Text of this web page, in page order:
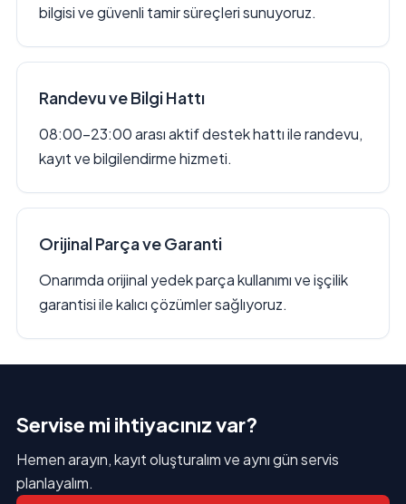
bilgisi ve güvenli tamir süreçleri sunuyoruz.
Randevu ve Bilgi Hattı
08:00–23:00 arası aktif destek hattı ile randevu,
kayıt ve bilgilendirme hizmeti.
Orijinal Parça ve Garanti
Onarımda orijinal yedek parça kullanımı ve işçilik
garantisi ile kalıcı çözümler sağlıyoruz.
Servise mi ihtiyacınız var?
Hemen arayın, kayıt oluşturalım ve aynı gün servis
planlayalım.